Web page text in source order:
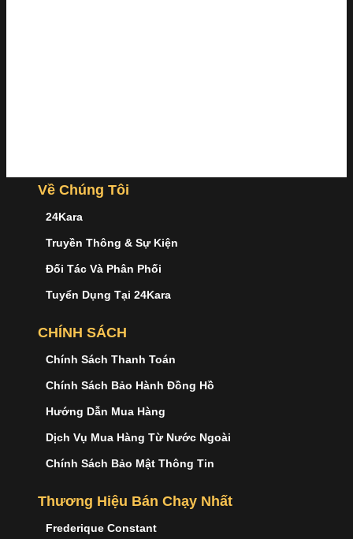
Về Chúng Tôi
24Kara
Truyền Thông & Sự Kiện
Đối Tác Và Phân Phối
Tuyển Dụng Tại 24Kara
CHÍNH SÁCH
Chính Sách Thanh Toán
Chính Sách Bảo Hành Đồng Hồ
Hướng Dẫn Mua Hàng
Dịch Vụ Mua Hàng Từ Nước Ngoài
Chính Sách Bảo Mật Thông Tin
Thương Hiệu Bán Chạy Nhất
Frederique Constant